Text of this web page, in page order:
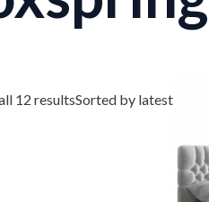
12 resultsSorted by latest